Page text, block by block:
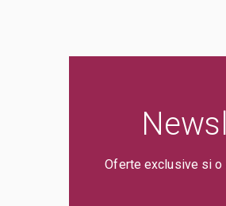
Oferte exclusive si o